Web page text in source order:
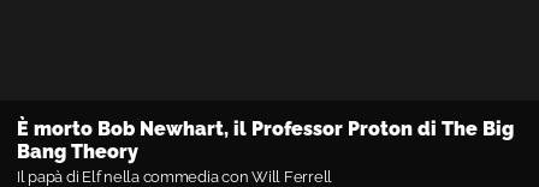
È morto Bob Newhart, il Professor Proton di The Big
Bang Theory
Il papà di Elf nella commedia con Will Ferrell